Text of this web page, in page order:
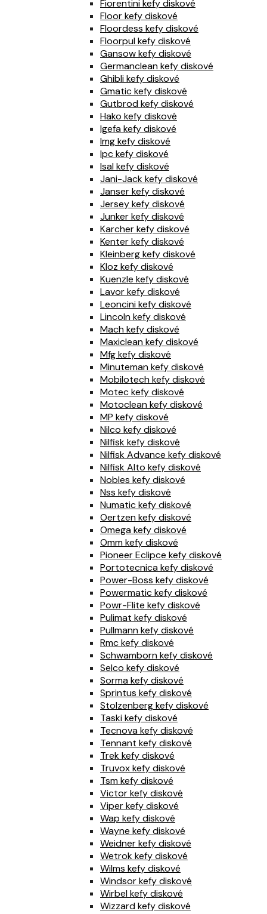
Fiorentini kefy diskové
Floor kefy diskové
Floordess kefy diskové
Floorpul kefy diskové
Gansow kefy diskové
Germanclean kefy diskové
Ghibli kefy diskové
Gmatic kefy diskové
Gutbrod kefy diskové
Hako kefy diskové
Igefa kefy diskové
Img kefy diskové
Ipc kefy diskové
Isal kefy diskové
Jani-Jack kefy diskové
Janser kefy diskové
Jersey kefy diskové
Junker kefy diskové
Karcher kefy diskové
Kenter kefy diskové
Kleinberg kefy diskové
Kloz kefy diskové
Kuenzle kefy diskové
Lavor kefy diskové
Leoncini kefy diskové
Lincoln kefy diskové
Mach kefy diskové
Maxiclean kefy diskové
Mfg kefy diskové
Minuteman kefy diskové
Mobilotech kefy diskové
Motec kefy diskové
Motoclean kefy diskové
MP kefy diskové
Nilco kefy diskové
Nilfisk kefy diskové
Nilfisk Advance kefy diskové
Nilfisk Alto kefy diskové
Nobles kefy diskové
Nss kefy diskové
Numatic kefy diskové
Oertzen kefy diskové
Omega kefy diskové
Omm kefy diskové
Pioneer Eclipce kefy diskové
Portotecnica kefy diskové
Power-Boss kefy diskové
Powermatic kefy diskové
Powr-Flite kefy diskové
Pulimat kefy diskové
Pullmann kefy diskové
Rmc kefy diskové
Schwamborn kefy diskové
Selco kefy diskové
Sorma kefy diskové
Sprintus kefy diskové
Stolzenberg kefy diskové
Taski kefy diskové
Tecnova kefy diskové
Tennant kefy diskové
Trek kefy diskové
Truvox kefy diskové
Tsm kefy diskové
Victor kefy diskové
Viper kefy diskové
Wap kefy diskové
Wayne kefy diskové
Weidner kefy diskové
Wetrok kefy diskové
Wilms kefy diskové
Windsor kefy diskové
Wirbel kefy diskové
Wizzard kefy diskové